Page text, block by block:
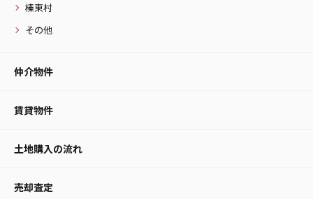
榛東村
その他
仲介物件
賃貸物件
土地購入の流れ
売却査定